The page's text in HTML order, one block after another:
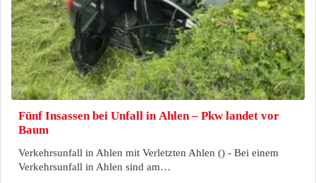
Fünf Insassen bei Unfall in Ahlen – Pkw landet vor
Baum
Verkehrsunfall in Ahlen mit Verletzten Ahlen () - Bei einem
Verkehrsunfall in Ahlen sind am…